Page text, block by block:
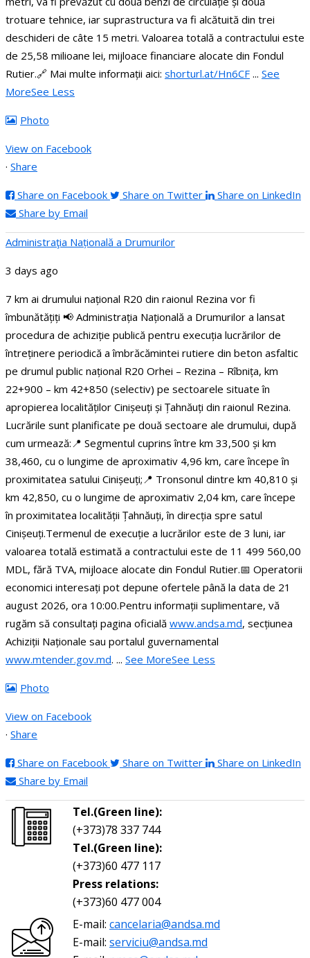
trotuare tehnice, iar suprastructura va fi alcătuită din trei
deschideri de câte 15 metri. Valoarea totală a contractului este
de 25,58 milioane lei, mijloace financiare alocate din Fondul
Rutier.🔗 Mai multe informații aici: shorturl.at/Hn6CF ... See
MoreSee Less
Photo
View on Facebook
· Share
Share on Facebook Share on Twitter
Share on LinkedIn
Share by Email
Administraţia Națională a Drumurilor
3 days ago
7 km ai drumului național R20 din raionul Rezina vor fi
îmbunătățiți 📢 Administrația Națională a Drumurilor a lansat
procedura de achiziție publică pentru execuția lucrărilor de
întreținere periodică a îmbrăcămintei rutiere din beton asfaltic
pe drumul public național R20 Orhei – Rezina – Rîbnița, km
22+900 – km 42+850 (selectiv) pe sectoarele situate în
apropierea localităților Cinișeuți și Țahnăuți din raionul Rezina.
Lucrările sunt planificate pe două sectoare ale drumului, după
cum urmează:📍 Segmentul cuprins între km 33,500 și km
38,460, cu o lungime de aproximativ 4,96 km, care începe în
proximitatea satului Cinișeuți;📍 Tronsonul dintre km 40,810 și
km 42,850, cu o lungime de aproximativ 2,04 km, care începe
în proximitatea localității Țahnăuți, în direcția spre satul
Cinișeuți.Termenul de execuție a lucrărilor este de 3 luni, iar
valoarea totală estimată a contractului este de 11 499 560,00
MDL, fără TVA, mijloace alocate din Fondul Rutier.📅 Operatorii
economici interesați pot depune ofertele până la data de 21
august 2026, ora 10:00.Pentru informații suplimentare, vă
rugăm să consultați pagina oficială www.andsa.md, secțiunea
Achiziții Naționale sau portalul guvernamental
www.mtender.gov.md. ... See MoreSee Less
Photo
View on Facebook
· Share
Share on Facebook Share on Twitter
Share on LinkedIn
Share by Email
Tel.(Green line):
(+373)78 337 744
Tel.(Green line):
(+373)60 477 117
Press relations:
(+373)60 477 004
E-mail: cancelaria@andsa.md
E-mail: serviciu@andsa.md